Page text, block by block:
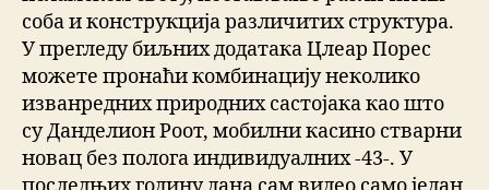
соба и конструкција различитих структура.
У прегледу биљних додатака Цлеар Порес
можете пронаћи комбинацију неколико
изванредних природних састојака као што
су Данделион Роот, мобилни касино стварни
новац без полога индивидуалних -43-. У